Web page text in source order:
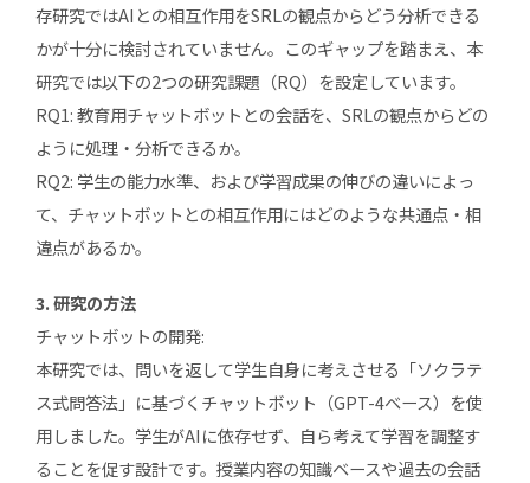
存研究ではAIとの相互作用をSRLの観点からどう分析できる
かが十分に検討されていません。このギャップを踏まえ、本
研究では以下の2つの研究課題（RQ）を設定しています。
RQ1: 教育用チャットボットとの会話を、SRLの観点からどの
ように処理・分析できるか。
RQ2: 学生の能力水準、および学習成果の伸びの違いによっ
て、チャットボットとの相互作用にはどのような共通点・相
違点があるか。
3. 研究の方法
チャットボットの開発:
本研究では、問いを返して学生自身に考えさせる「ソクラテ
ス式問答法」に基づくチャットボット（GPT-4ベース）を使
用しました。学生がAIに依存せず、自ら考えて学習を調整す
ることを促す設計です。授業内容の知識ベースや過去の会話